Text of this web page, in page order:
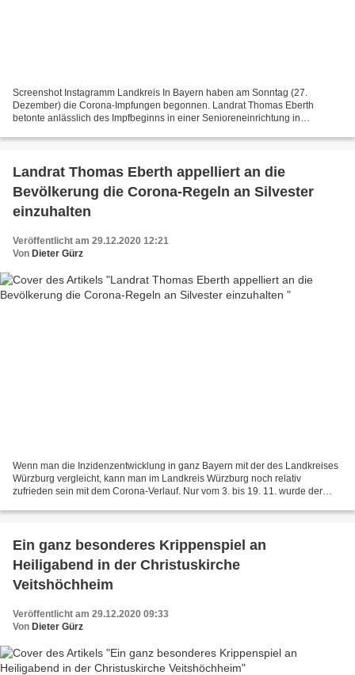
Screenshot Instagramm Landkreis In Bayern haben am Sonntag (27.
Dezember) die Corona-Impfungen begonnen. Landrat Thomas Eberth
betonte anlässlich des Impfbeginns in einer Senioreneinrichtung in
Landrat Thomas Eberth appelliert an die
Bevölkerung die Corona-Regeln an Silvester
einzuhalten
Veröffentlicht am 29.12.2020 12:21
Von Dieter Gürz
Wenn man die Inzidenzentwicklung in ganz Bayern mit der des Landkreises
Würzburg vergleicht, kann man im Landkreis Würzburg noch relativ
zufrieden sein mit dem Corona-Verlauf. Nur vom 3. bis 19. 11. wurde der
Ein ganz besonderes Krippenspiel an
Heiligabend in der Christuskirche
Veitshöchheim
Veröffentlicht am 29.12.2020 09:33
Von Dieter Gürz